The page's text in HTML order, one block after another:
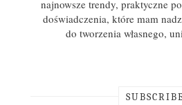
najnowsze trendy, praktyczne
doświadczenia, które mam
do tworzenia własnego,